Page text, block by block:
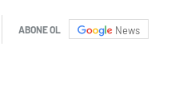
ABONE OL News